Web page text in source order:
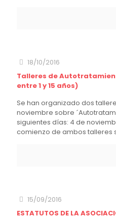
18/10/2016
Talleres de
entre 1 y 15 años)
Se han organizado dos
noviembre sobre
siguientes días: 4 de
comienzo de ambos talleres
15/09/2016
ESTATUTOS DE LA